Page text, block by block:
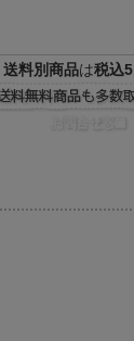
送料別商品は税込